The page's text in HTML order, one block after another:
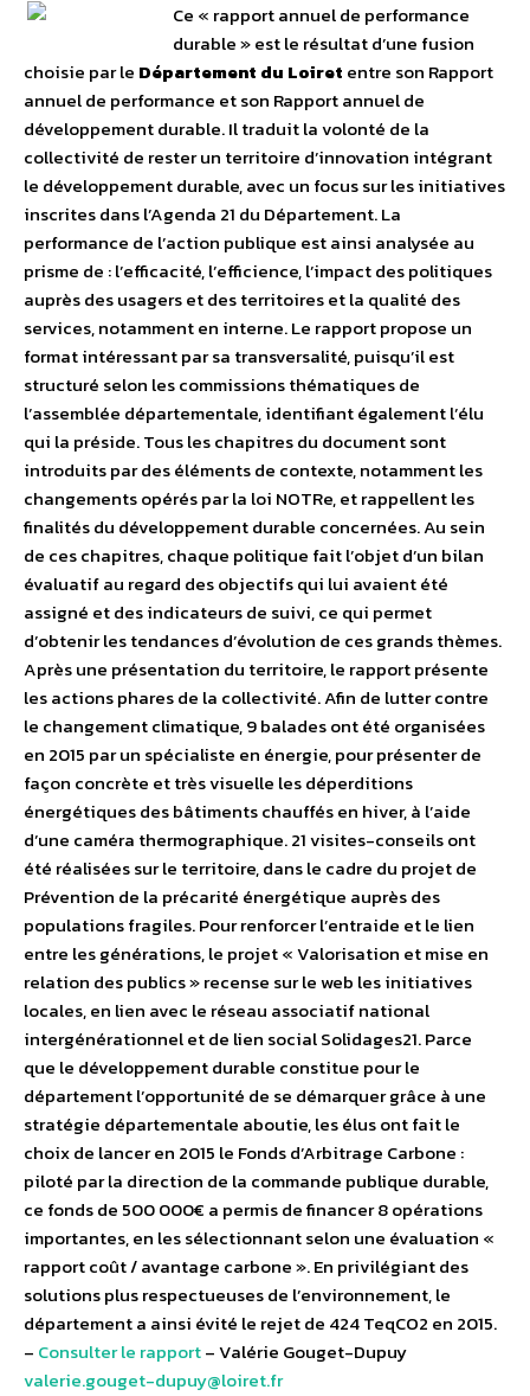
Ce « rapport annuel de performance
durable » est le résultat d’une fusion
choisie par le Département du Loiret entre son Rapport
annuel de performance et son Rapport annuel de
développement durable. Il traduit la volonté de la
collectivité de rester un territoire d’innovation intégrant
le développement durable, avec un focus sur les initiatives
inscrites dans l’Agenda 21 du Département. La
performance de l’action publique est ainsi analysée au
prisme de : l’efficacité, l’efficience, l’impact des politiques
auprès des usagers et des territoires et la qualité des
services, notamment en interne. Le rapport propose un
format intéressant par sa transversalité, puisqu’il est
structuré selon les commissions thématiques de
l’assemblée départementale, identifiant également l’élu
qui la préside. Tous les chapitres du document sont
introduits par des éléments de contexte, notamment les
changements opérés par la loi NOTRe, et rappellent les
finalités du développement durable concernées. Au sein
de ces chapitres, chaque politique fait l’objet d’un bilan
évaluatif au regard des objectifs qui lui avaient été
assigné et des indicateurs de suivi, ce qui permet
d’obtenir les tendances d’évolution de ces grands thèmes.
Après une présentation du territoire, le rapport présente
les actions phares de la collectivité. Afin de lutter contre
le changement climatique, 9 balades ont été organisées
en 2015 par un spécialiste en énergie, pour présenter de
façon concrète et très visuelle les déperditions
énergétiques des bâtiments chauffés en hiver, à l’aide
d’une caméra thermographique. 21 visites-conseils ont
été réalisées sur le territoire, dans le cadre du projet de
Prévention de la précarité énergétique auprès des
populations fragiles. Pour renforcer l’entraide et le lien
entre les générations, le projet « Valorisation et mise en
relation des publics » recense sur le web les initiatives
locales, en lien avec le réseau associatif national
intergénérationnel et de lien social Solidages21. Parce
que le développement durable constitue pour le
département l’opportunité de se démarquer grâce à une
stratégie départementale aboutie, les élus ont fait le
choix de lancer en 2015 le Fonds d’Arbitrage Carbone :
piloté par la direction de la commande publique durable,
ce fonds de 500 000€ a permis de financer 8 opérations
importantes, en les sélectionnant selon une évaluation «
rapport coût / avantage carbone ». En privilégiant des
solutions plus respectueuses de l’environnement, le
département a ainsi évité le rejet de 424 TeqCO2 en 2015.
– Consulter le rapport– Valérie Gouget-Dupuy
valerie.gouget-dupuy@loiret.fr